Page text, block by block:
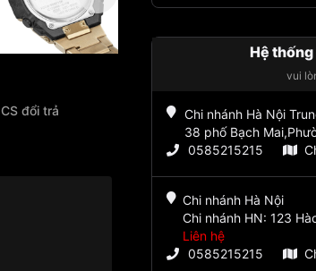
CS đổi trả
Hệ
vui
Chi nhánh Hà Nội
38 phố Bạch
0585215215
Chi nhánh Hà Nội
Chi nhánh HN: 123
Liên hệ
0585215215